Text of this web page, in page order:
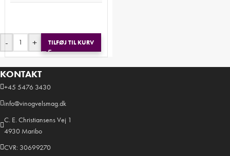
- + TILFØJ TIL KURV
KONTAKT
+45 5476 3430
info@vinogvelsmag.dk
C. E. Christiansens Vej 1
4930 Maribo
CVR: 30699270